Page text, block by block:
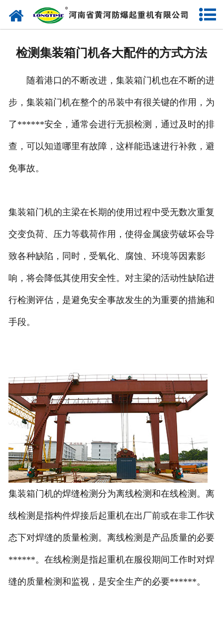
网站首页
企业实力
检测集装箱门机各大配件的方式方法
随着港口的不断改进，集装箱门机也在不断的进
步，集装箱门机在整个的吊装中有很关键的作用，为
了******安全，通常会进行无损检测，通过及时的排
查，可以知道哪里有故障，这样能迅速进行补救，避
免事故。
集装箱门机的主梁在长期的使用过程中受无数次重复
交变负荷、压力等载荷作用，使得金属疲劳破坏会导
致各种缺陷，同时，受氧化、腐蚀、环境等因素影
响，将会降低其使用安全性。对主梁的活动性缺陷进
行检测评估，是避免安全事故发生的为重要的措施和
手段。
集装箱门机的焊缝检测分为离线检测和在线检测。离
线检测是指构件焊接后起重机在出厂前或在非工作状
态下对焊缝的质量检测。离线检测是产品质量的必要
******。在线检测是指起重机在服役期间工作时对焊
缝的质量检测和监视，是安全生产的必要******。